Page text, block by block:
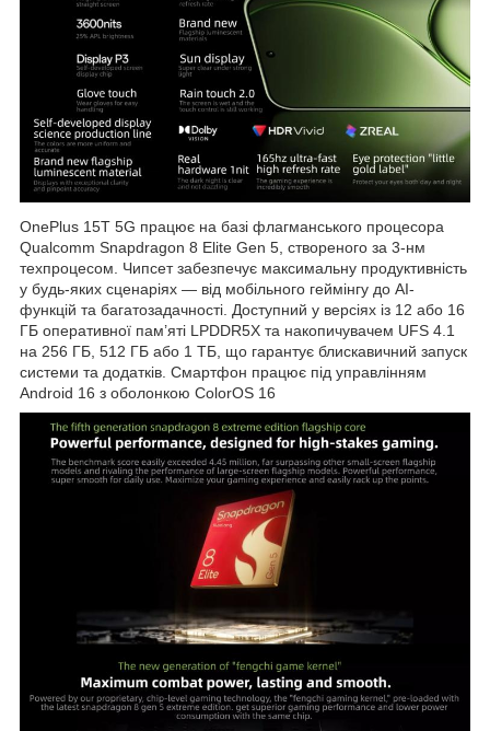
OnePlus 15T 5G працює на базі флагманського процесора
Qualcomm Snapdragon 8 Elite Gen 5, створеного за 3-нм
техпроцесом. Чипсет забезпечує максимальну продуктивність
у будь-яких сценаріях — від мобільного геймінгу до AI-
функцій та багатозадачності. Доступний у версіях із 12 або 16
ГБ оперативної пам’яті LPDDR5X та накопичувачем UFS 4.1
на 256 ГБ, 512 ГБ або 1 ТБ, що гарантує блискавичний запуск
системи та додатків. Смартфон працює під управлінням
Android 16 з оболонкою ColorOS 16